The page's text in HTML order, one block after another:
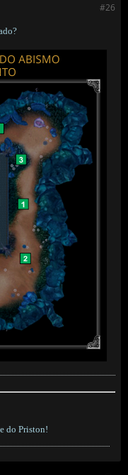
#26
do Priston!